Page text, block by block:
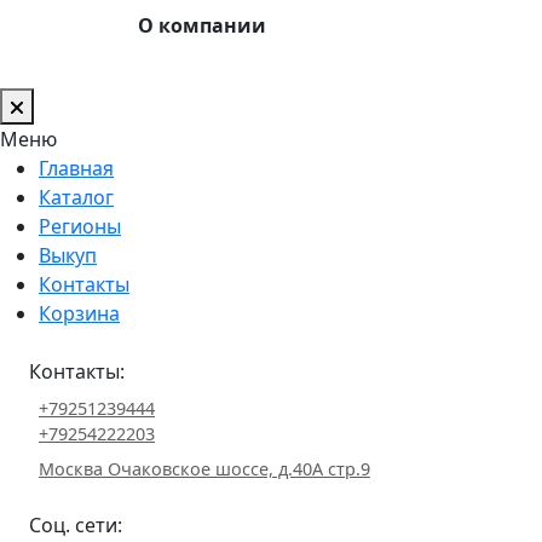
О компании
Меню
Главная
Каталог
Регионы
Выкуп
Контакты
Корзина
Контакты:
+79251239444
+79254222203
Москва Очаковское шоссе, д.40А стр.9
Соц. сети: